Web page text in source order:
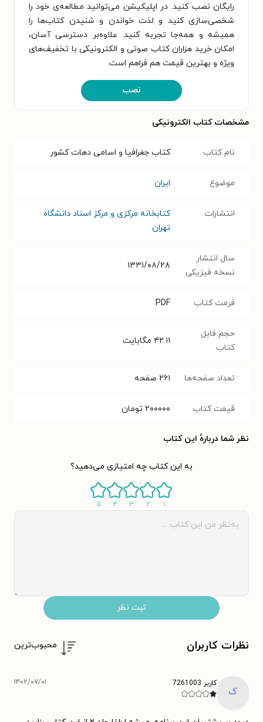
رایگان نصب کنید. در اپلیکیشن می‌توانید مطالعه‌ی خود را
شخصی‌سازی کنید و لذت خواندن و شنیدن کتاب‌ها را
همیشه و همه‌جا تجربه کنید. علاوه‌بر دسترسی آسان،
امکان خرید هزاران کتاب صوتی و الکترونیکی با تخفیف‌های
ویژه و بهترین قیمت هم فراهم است.
نصب
مشخصات کتاب الکترونیکی
نام کتاب کتاب جغرافیا و اسامی دهات کشور
موضوع ایران
انتشارات
کتابخانه مرکزی و مرکز اسناد دانشگاه
تهران
سال انتشار
نسخه فیزیکی
۱۳۳۱/۰۸/۲۸
فرمت کتاب PDF
حجم فایل
کتاب
۴۲.۱۱ مگابایت
تعداد صفحه‌ها ۲۶۱ صفحه
قیمت کتاب ۲۰۰۰۰۰ تومان
نظر شما دربارهٔ این کتاب
به این کتاب چه امتیازی می‌دهید؟
۱ ۲ ۳ ۴ ۵
ثبت نظر
نظرات کاربران محبوب‌ترین
ک
کاربر 7261003 ۱۴۰۲/۰۷/۰۱